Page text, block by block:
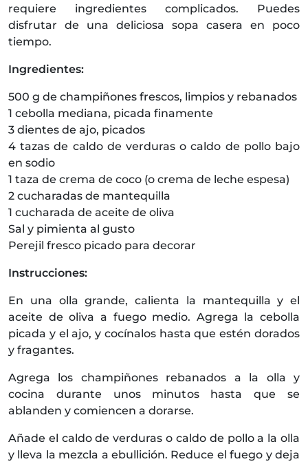
requiere ingredientes complicados. Puedes
disfrutar de una deliciosa sopa casera en poco
tiempo.
Ingredientes:
500 g de champiñones frescos, limpios y rebanados
1 cebolla mediana, picada finamente
3 dientes de ajo, picados
4 tazas de caldo de verduras o caldo de pollo bajo
en sodio
1 taza de crema de coco (o crema de leche espesa)
2 cucharadas de mantequilla
1 cucharada de aceite de oliva
Sal y pimienta al gusto
Perejil fresco picado para decorar
Instrucciones:
En una olla grande, calienta la mantequilla y el
aceite de oliva a fuego medio. Agrega la cebolla
picada y el ajo, y cocínalos hasta que estén dorados
y fragantes.
Agrega los champiñones rebanados a la olla y
cocina durante unos minutos hasta que se
ablanden y comiencen a dorarse.
Añade el caldo de verduras o caldo de pollo a la olla
y lleva la mezcla a ebullición. Reduce el fuego y deja